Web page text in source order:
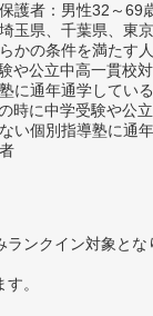
護者：男性32～69
玉県、千葉県、東京
かの条件を満たす人
や公立中高一貫校
に通年通学してい
時に中学受験や公
い個別指導塾に通
ンクイン対象とな
。